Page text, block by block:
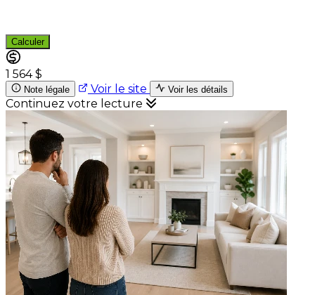
Calculer
1 564 $
Note légale Voir le site Voir les détails
Continuez votre lecture